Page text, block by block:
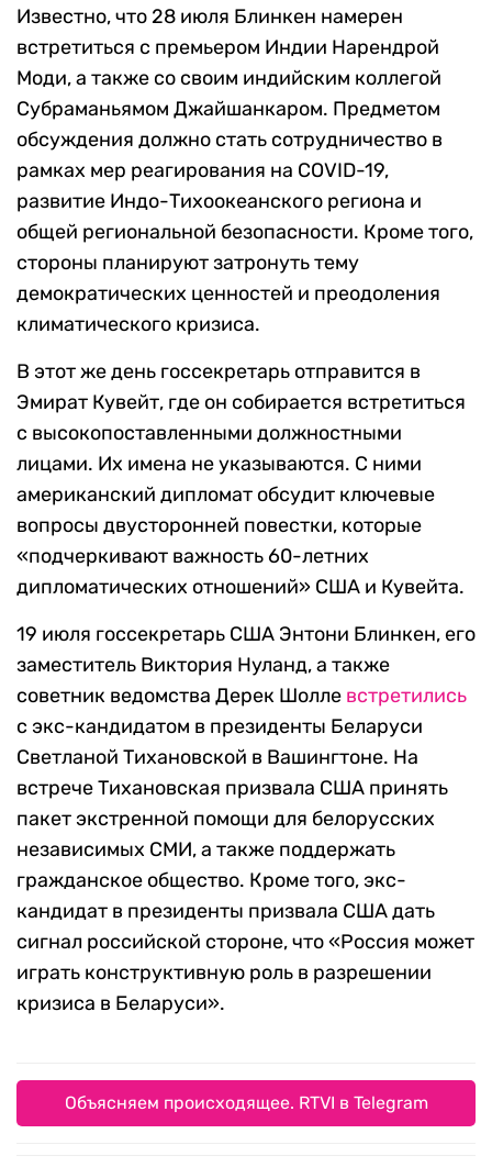
Известно, что 28 июля Блинкен намерен
встретиться с премьером Индии Нарендрой
Моди, а также со своим индийским коллегой
Субраманьямом Джайшанкаром. Предметом
обсуждения должно стать сотрудничество в
рамках мер реагирования на COVID-19,
развитие Индо-Тихоокеанского региона и
общей региональной безопасности. Кроме того,
стороны планируют затронуть тему
демократических ценностей и преодоления
климатического кризиса.
В этот же день госсекретарь отправится в
Эмират Кувейт, где он собирается встретиться
с высокопоставленными должностными
лицами. Их имена не указываются. С ними
американский дипломат обсудит ключевые
вопросы двусторонней повестки, которые
«подчеркивают важность 60-летних
дипломатических отношений» США и Кувейта.
19 июля госсекретарь США Энтони Блинкен, его
заместитель Виктория Нуланд, а также
советник ведомства Дерек Шолле встретились
с экс-кандидатом в президенты Беларуси
Светланой Тихановской в Вашингтоне. На
встрече Тихановская призвала США принять
пакет экстренной помощи для белорусских
независимых СМИ, а также поддержать
гражданское общество. Кроме того, экс-
кандидат в президенты призвала США дать
сигнал российской стороне, что «Россия может
играть конструктивную роль в разрешении
кризиса в Беларуси».
Объясняем происходящее. RTVI в Telegram